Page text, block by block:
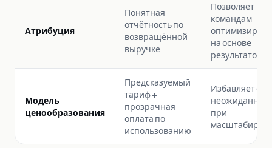
Атрибуция
Понятная
отчётность по
возвращённой
выручке
Позволяет
командам
на основе
результатов
Модель
ценообразования
Предсказуемый
тариф +
прозрачная
оплата по
использованию
Избавляет от
при